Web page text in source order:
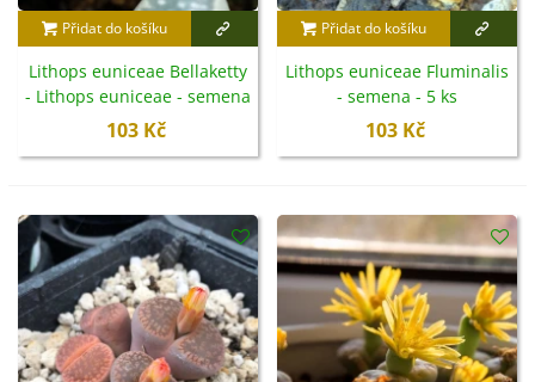
Přidat do košíku
Lithops euniceae Bellaketty
- Lithops euniceae - semena
- 5 ks
103 Kč
Přidat do košíku
Lithops euniceae Fluminalis
- semena - 5 ks
103 Kč